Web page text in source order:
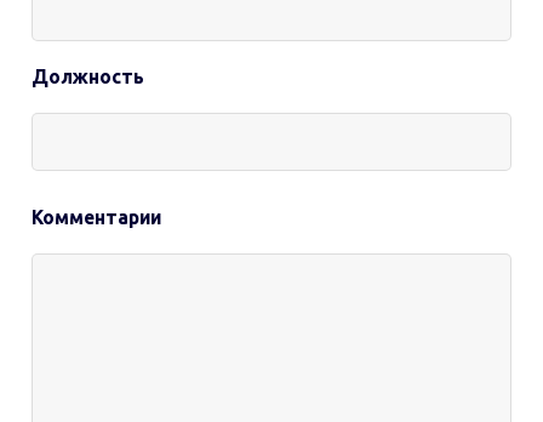
Должность
Комментарии